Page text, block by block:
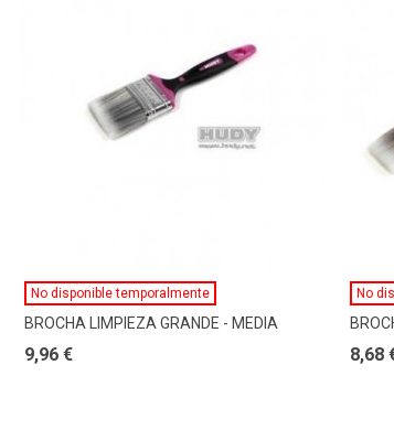
Ver Más
No disponible temporalmente
BROCHA LIMPIEZA GRANDE - MEDIA
9,96 €
No
8,68